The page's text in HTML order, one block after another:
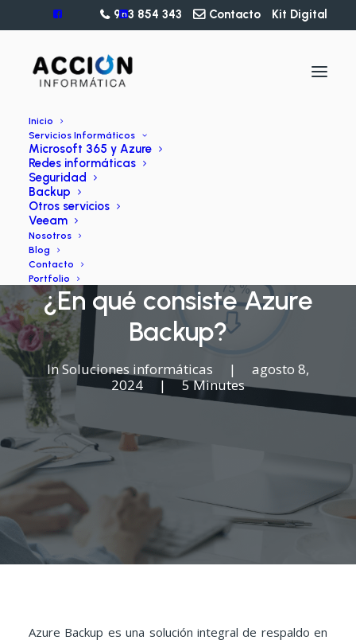
963 854 343 Contacto Kit Digital
Inicio
Servicios Informáticos
Microsoft 365 y Azure
Redes informáticas
Seguridad
Backup
Otros servicios
Veeam
Nosotros
Blog
Contacto
Portfolio
¿En qué consiste Azure
Backup?
InSoluciones informáticas |
agosto 8,
2024
| 5 Minutes
Azure Backup es una solución integral de respaldo en